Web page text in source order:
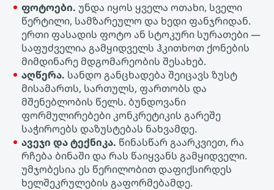
ფოტოები. უნდა იყოს ყველა ოთახი, სველი
წერტილი, სამზარეულო და ხედი ფანჯრიდან.
ერთი ფასადის ფოტო ან სტოკური სურათები —
საფუძველია გამყიდველს ჰკითხოთ ქონების
მიმდინარე მდგომარეობის შესახებ.
აღწერა. სანდო განცხადება შეიცავს ზუსტ
მისამართს, სართულს, ფართობს და
მშენებლობის წელს. ბუნდოვანი
ფორმულირებები კონკრეტიკის გარეშე
საჭიროებს დაზუსტებას ნახვამდე.
ავეჯი და ტექნიკა. წინასწარ გაარკვიეთ, რა
რჩება ბინაში და რას წაიყვანს გამყიდველი.
უმჯობესია ეს წერილობით დაფიქსირდეს
ხელშეკრულების გაფორმებამდე.